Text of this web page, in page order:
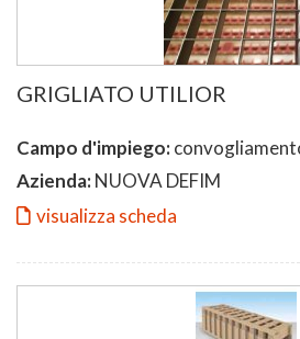
GRIGLIATO UTILIOR
Campo d'impiego:
Azienda:NUOVA DEFIM
visualizza scheda